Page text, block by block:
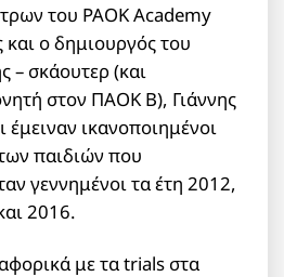
του PAOK Academy
και ο δημιουργός του
– σκάουτερ (και
στον ΠΑΟΚ Β), Γιάννης
ικανοποιημένοι
παιδιών που
γεννημένοι τα έτη 2012,
2016.
με τα trials στα